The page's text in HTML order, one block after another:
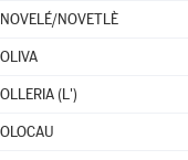
NOVELÉ/NOVETLÈ
OLIVA
OLLERIA (L')
OLOCAU